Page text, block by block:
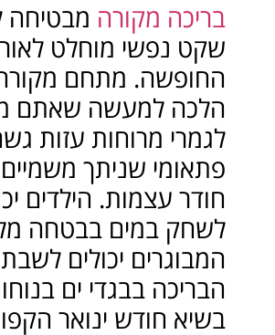
בריכה מקורה מבטיחה
שקט נפשי מוחלט
החופשה. מתחם
הלכה למעשה שאתם
לגמרי מרוחות עזות
פתאומי שניתך
חודר עצמות. הילדים
לשחק במים בבטחה
המבוגרים יכולים
הבריכה בבגדי ים
בשיא חודש ינואר